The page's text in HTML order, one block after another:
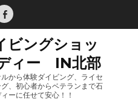
Facebook
ビングショッ
ィー IN北部
から体験ダイビング、ライセ
、初心者からベテランまで石
ーに任せて安心！！